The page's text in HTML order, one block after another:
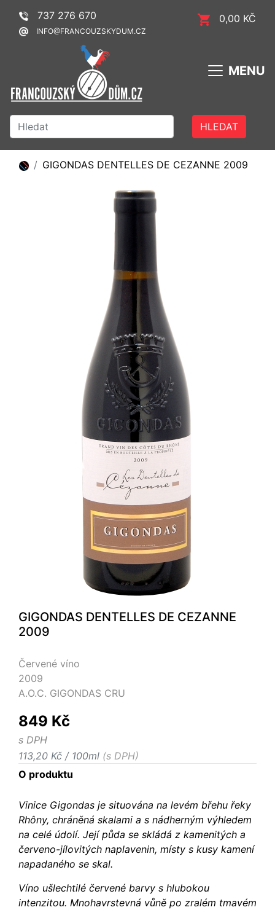
737 276 670 0,00 KČ
INFO@FRANCOUZSKYDUM.CZ
MENU
HLEDAT
GIGONDAS DENTELLES DE CEZANNE 2009
GIGONDAS DENTELLES DE CEZANNE
2009
Červené víno
2009
A.O.C. GIGONDAS CRU
849 Kč
s DPH
113,20 Kč / 100ml (s DPH)
O produktu
Vinice Gigondas je situována na levém břehu řeky
Rhôny, chráněná skalami a s nádherným výhledem
na celé údolí. Její půda se skládá z kamenitých a
červeno-jílovitých naplavenin, místy s kusy kamení
napadaného se skal.
Víno ušlechtilé červené barvy s hlubokou
intenzitou. Mnohavrstevná vůně po zralém tmavém